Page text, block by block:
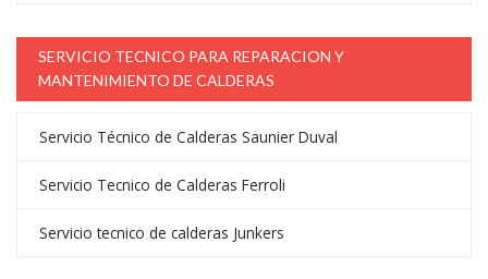
SERVICIO TECNICO PARA REPARACION Y
MANTENIMIENTO DE CALDERAS
Servicio Técnico de Calderas Saunier Duval
Servicio Tecnico de Calderas Ferroli
Servicio tecnico de calderas Junkers